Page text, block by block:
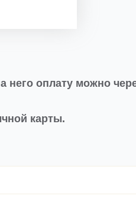
него оплату можно
карты.